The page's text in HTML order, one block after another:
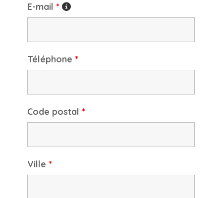
E-mail *
Téléphone *
Code postal *
Ville *